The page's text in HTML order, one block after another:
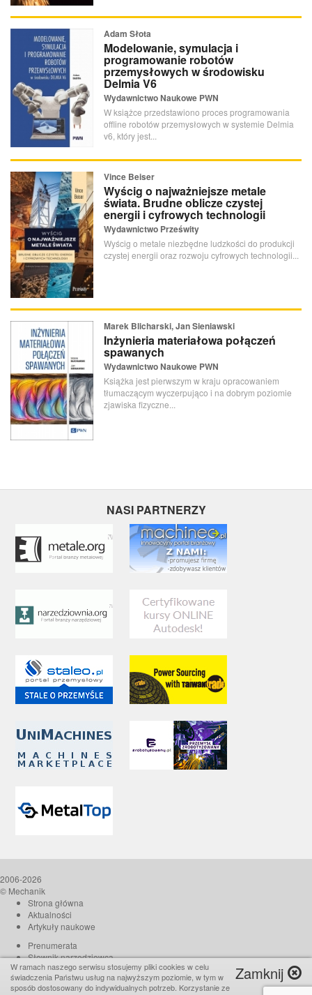
Adam Słota
Modelowanie, symulacja i
programowanie robotów
przemysłowych w środowisku
Delmia V6
Wydawnictwo Naukowe PWN
W książce przedstawiono proces programowania
offline robotów przemysłowych w systemie Delmia
v6, który jest...
Vince Beiser
Wyścig o najważniejsze metale
świata. Brudne oblicze czystej
energii i cyfrowych technologii
Wydawnictwo Prześwity
Wyścig o metale niezbędne ludzkości do produkcji
czystej energii oraz rozwoju cyfrowych technologii...
Marek Blicharski, Jan Sieniawski
Inżynieria materiałowa połączeń
spawanych
Wydawnictwo Naukowe PWN
Książka jest pierwszym w kraju opracowaniem
tłumaczącym wyczerpująco i na dobrym poziomie
zjawiska fizyczne...
NASI PARTNERZY
2006-2026
© Mechanik
Strona główna
Aktualności
Artykuły naukowe
Prenumerata
Słownik narzędziowca
O czasopiśmie
Reklama
Zamknij
W ramach naszego serwisu stosujemy pliki cookies w celu
świadczenia Państwu usług na najwyższym poziomie, w tym w
sposób dostosowany do indywidualnych potrzeb. Korzystanie ze